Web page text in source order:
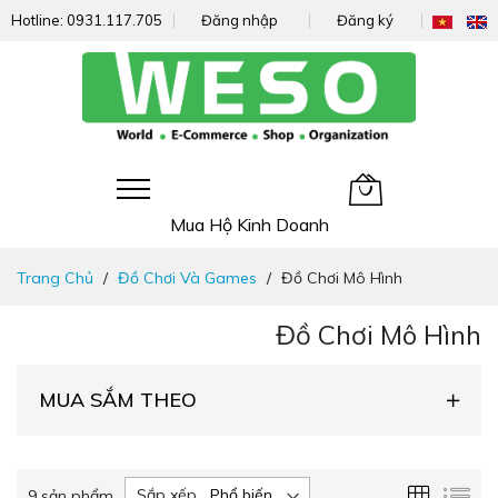
Hotline: 0931.117.705 Đăng nhập Đăng ký
Mua Hộ Kinh Doanh
nhanh
Trang Chủ Đồ Chơi Và Games Đồ Chơi Mô Hình
Đồ Chơi Mô Hình
Lưới
MUA SẮM THEO